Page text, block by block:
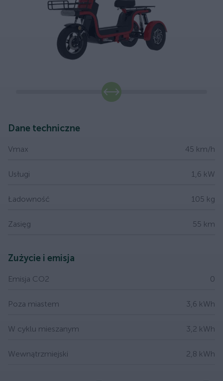
Dane techniczne
Vmax 45 km/h
Usługi 1,6 kW
Ładowność 105 kg
Zasięg 55 km
Zużycie i emisja
Emisja CO2 0
Poza miastem 3,6 kWh
W cyklu mieszanym 3,2 kWh
Wewnątrzmiejski 2,8 kWh